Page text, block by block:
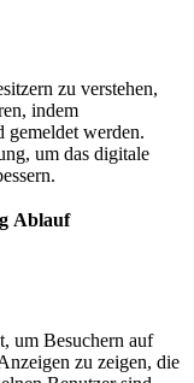
zu verstehen,
indem
gemeldet werden.
um das digitale
Ablauf
um Besuchern auf
zu zeigen, die